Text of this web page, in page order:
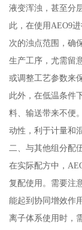
液变浑浊，甚至分
此，在使用AEO9
次的浊点范围，确
生产工序，尤需留
或调整工艺参数来
此外，在低温条件
料、输送带来不便
动性，利于计量和
二、与其他组分配
在实际配方中，
复配使用。需要注
能起到协同增效作
离子体系使用时，